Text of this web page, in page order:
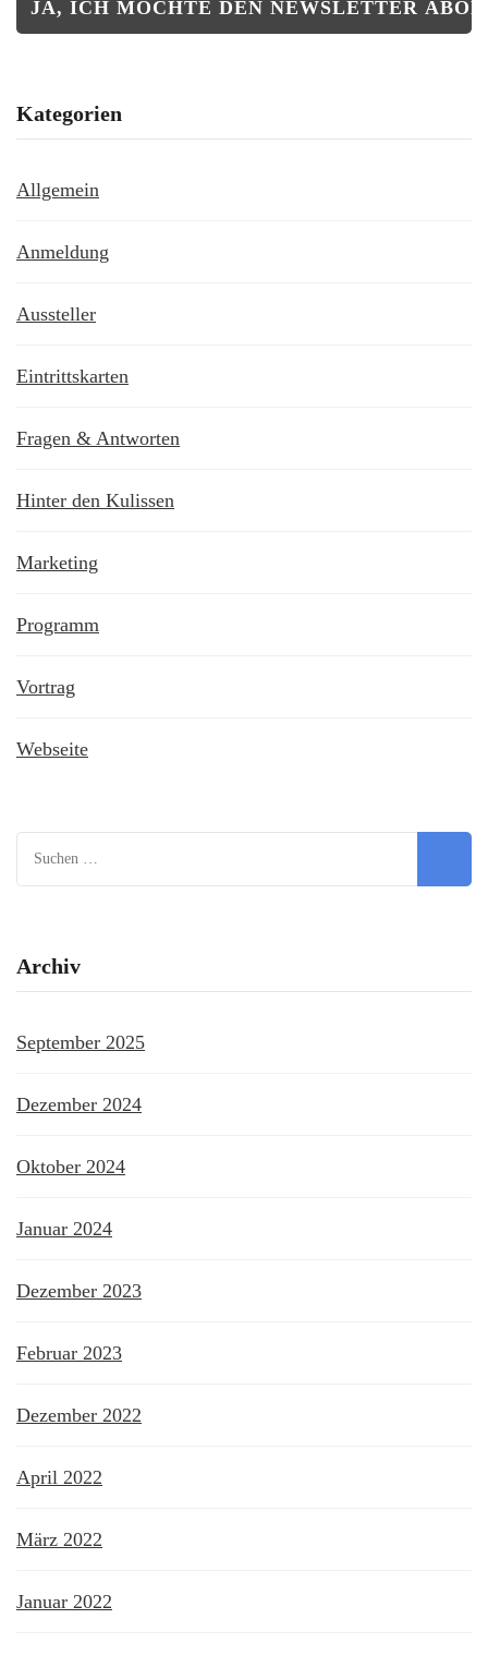
Kategorien
Allgemein
Anmeldung
Aussteller
Eintrittskarten
Fragen & Antworten
Hinter den Kulissen
Marketing
Programm
Vortrag
Webseite
Suchen
nach:
Archiv
September 2025
Dezember 2024
Oktober 2024
Januar 2024
Dezember 2023
Februar 2023
Dezember 2022
April 2022
März 2022
Januar 2022